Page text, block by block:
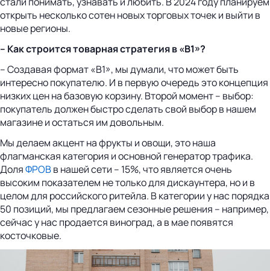
открыть несколько сотен новых торговых точек и выйти в
новые регионы.
– Как строится товарная стратегия в «В1»?
– Создавая формат «В1», мы думали, что может быть
интересно покупателю. И в первую очередь это концепция
низких цен на базовую корзину. Второй момент – выбор:
покупатель должен быстро сделать свой выбор в нашем
магазине и остаться им довольным.
Мы делаем акцент на фрукты и овощи, это наша
флагманская категория и основной генератор трафика.
ДоляФРОВв нашей сети – 15%, что является очень
высоким показателем не только для дискаунтера, но и в
целом для российского ритейла. В категории у нас порядка
50 позиций, мы предлагаем сезонные решения – например,
сейчас у нас продается виноград, а в мае появятся
косточковые.